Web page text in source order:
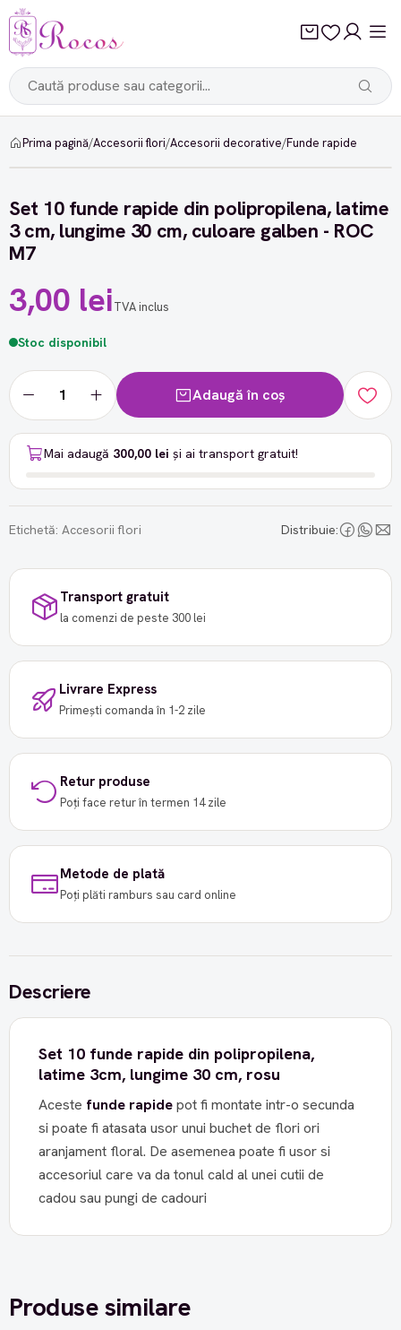
Prima pagină/Accesorii flori/Accesorii decorative/Funde rapide
Set 10 funde rapide din polipropilena, latime
3 cm, lungime 30 cm, culoare galben - ROC
M7
3,00 leiTVA inclus
Stoc disponibil
Adaugă în coș
Mai adaugă 300,00 lei și ai transport gratuit!
Etichetă: Accesorii flori Distribuie:
Transport gratuit
la comenzi de peste 300 lei
Livrare Express
Primești comanda în 1-2 zile
Retur produse
Poți face retur în termen 14 zile
Metode de plată
Poți plăti ramburs sau card online
Descriere
Set 10 funde rapide din polipropilena,
latime 3cm, lungime 30 cm, rosu
Aceste funde rapidepot fi montate intr-o secunda
si poate fi atasata usor unui buchet de flori ori
aranjament floral. De asemenea poate fi usor si
accesoriul care va da tonul cald al unei cutii de
cadou sau pungi de cadouri
Produse similare